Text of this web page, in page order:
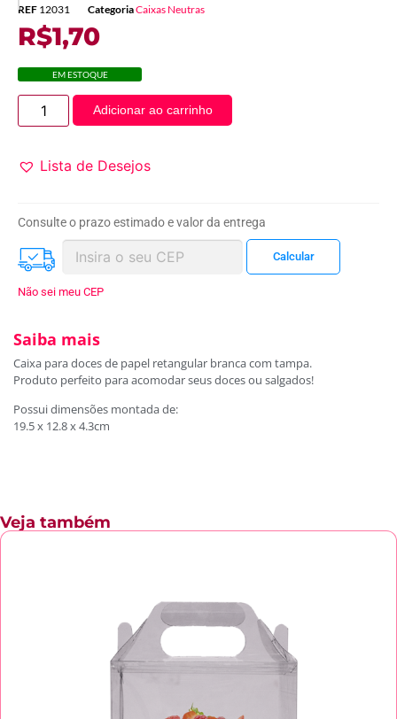
REF 12031 CategoriaCaixas Neutras
R$1,70
EM ESTOQUE
Adicionar ao carrinho
Lista de Desejos
Consulte o prazo estimado e valor da entrega
Não sei meu CEP
Saiba mais
Caixa para doces de papel retangular branca com tampa.
Produto perfeito para acomodar seus doces ou salgados!
Possui dimensões montada de:
19.5 x 12.8 x 4.3cm
Veja também